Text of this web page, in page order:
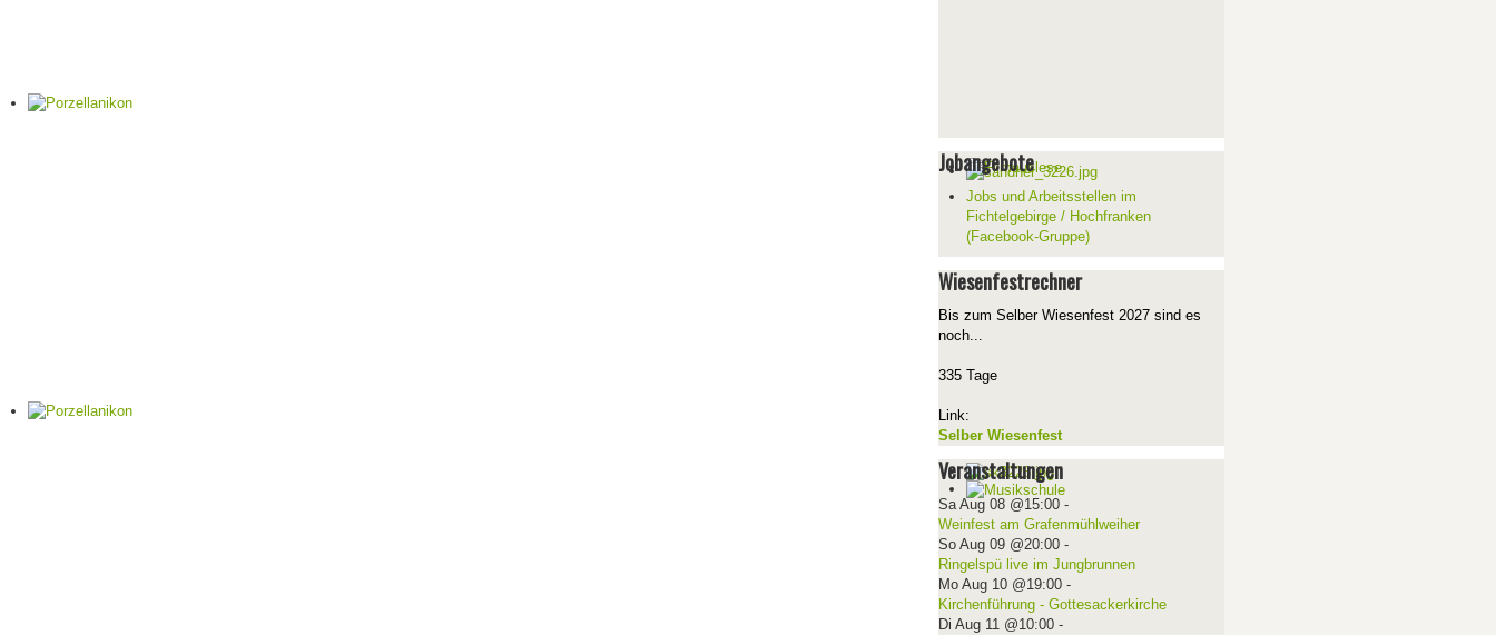
Jobangebote
Jobs und Arbeitsstellen im
Fichtelgebirge / Hochfranken
(Facebook-Gruppe)
Wiesenfestrechner
Bis zum Selber Wiesenfest 2027 sind es
noch...
335 Tage
Link:
Selber Wiesenfest
Veranstaltungen
Sa Aug 08 @15:00-
Weinfest am Grafenmühlweiher
So Aug 09 @20:00-
Ringelspü live im Jungbrunnen
Mo Aug 10 @19:00-
Kirchenführung - Gottesackerkirche
Di Aug 11 @10:00-